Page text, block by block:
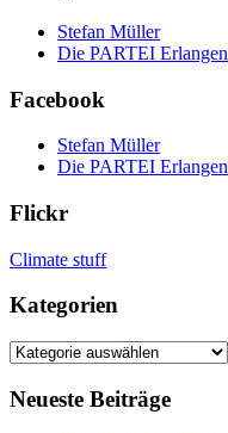
Stefan Müller
Die PARTEI Erlangen
Facebook
Stefan Müller
Die PARTEI Erlangen
Flickr
Climate stuff
Kategorien
Kategorien
Neueste Beiträge